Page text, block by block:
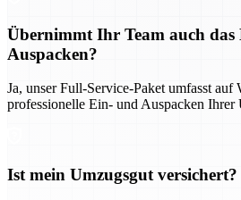
Übernimmt Ihr Team auch das
Auspacken?
Ja, unser Full-Service-Paket umfasst auf
professionelle Ein- und Auspacken Ihrer
Ist mein Umzugsgut versichert?